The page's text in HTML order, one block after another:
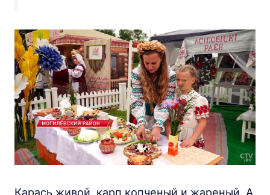
Карась живой, карп копченый и жареный. А